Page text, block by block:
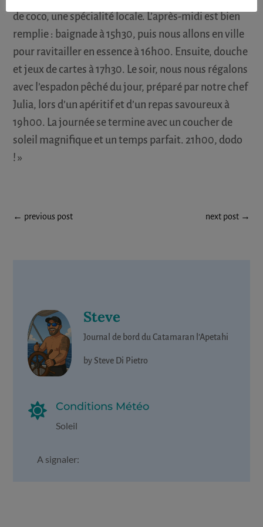
de coco, une spécialité locale. L’après-midi est bien
remplie : baignade à 15h30, puis nous allons en ville
pour ravitailler en essence à 16h00. Ensuite, douche
et jeux de cartes à 17h30. Le soir, nous nous régalons
avec l’espadon pêché du jour, préparé par notre chef
Julia, lors d’un apéritif et d’un repas savoureux à
19h00. La journée se termine avec un coucher de
soleil magnifique et un temps parfait. 21h00, dodo
! »
← previous post next post→
Steve
Journal de bord du Catamaran l’Apetahi
by Steve Di Pietro
 Conditions Météo
Soleil
A signaler: